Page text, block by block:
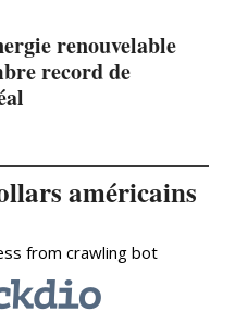
renouvelable
record de
américains